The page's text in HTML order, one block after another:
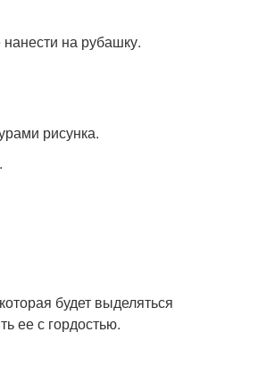
на рубашку.
рисунка.
будет выделяться
ее с гордостью.